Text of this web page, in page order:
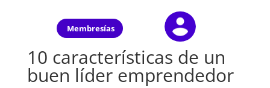
Membresías
10 características de un
buen líder emprendedor